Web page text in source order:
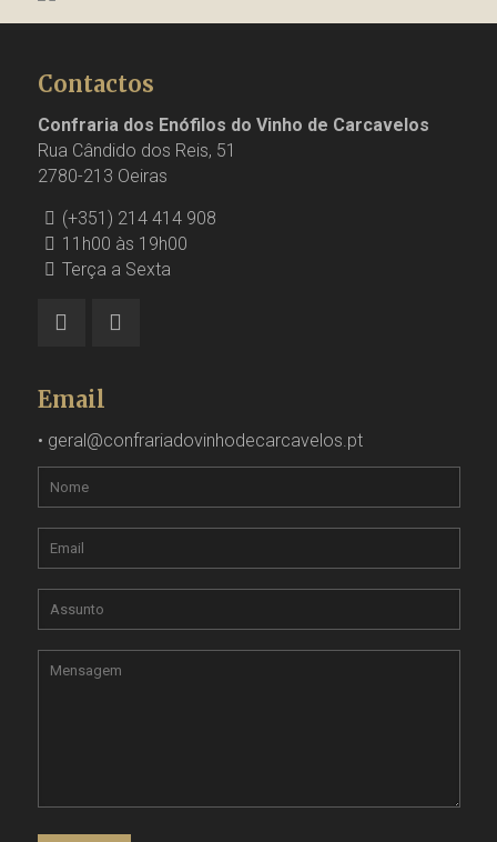
Contactos
Confraria dos Enófilos do Vinho de Carcavelos
Rua Cândido dos Reis, 51
2780-213 Oeiras
(+351) 214 414 908
11h00 às 19h00
Terça a Sexta
Email
• geral@confrariadovinhodecarcavelos.pt